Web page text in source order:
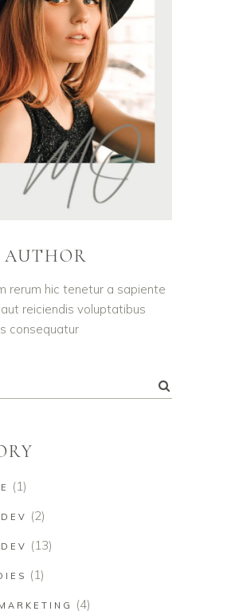
rerum hic tenetur a sapiente
reiciendis voluptatibus
consequatur
(1)
(2)
(13)
(1)
(4)